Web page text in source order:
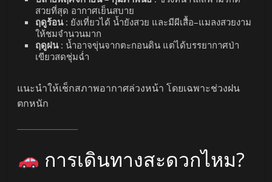
สวยที่สุด อากาศเย็นสบาย
ฤดูร้อน: ยังเที่ยวได้ น้ำยังสวย และมีผีเสื้อ–แมลงสวยงาม
ให้ชมจำนวนมาก
ฤดูฝน: น้ำอาจขุ่นจากตะกอนดิน แต่ได้บรรยากาศป่า
เขียวสดชุ่มฉ่ำ
แนะนำให้เช็กสภาพอากาศล่วงหน้า โดยเฉพาะช่วงฝน
ตกหนัก
การเดินทางสะดวกไหม?